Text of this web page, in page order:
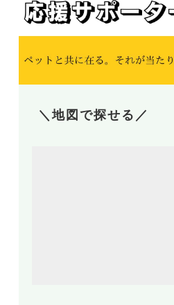
＼地図で探せる／